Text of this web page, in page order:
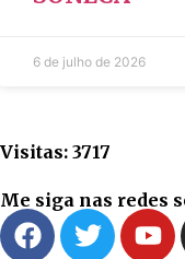
6 de julho de 2026
Visitas: 3717
Me siga nas redes